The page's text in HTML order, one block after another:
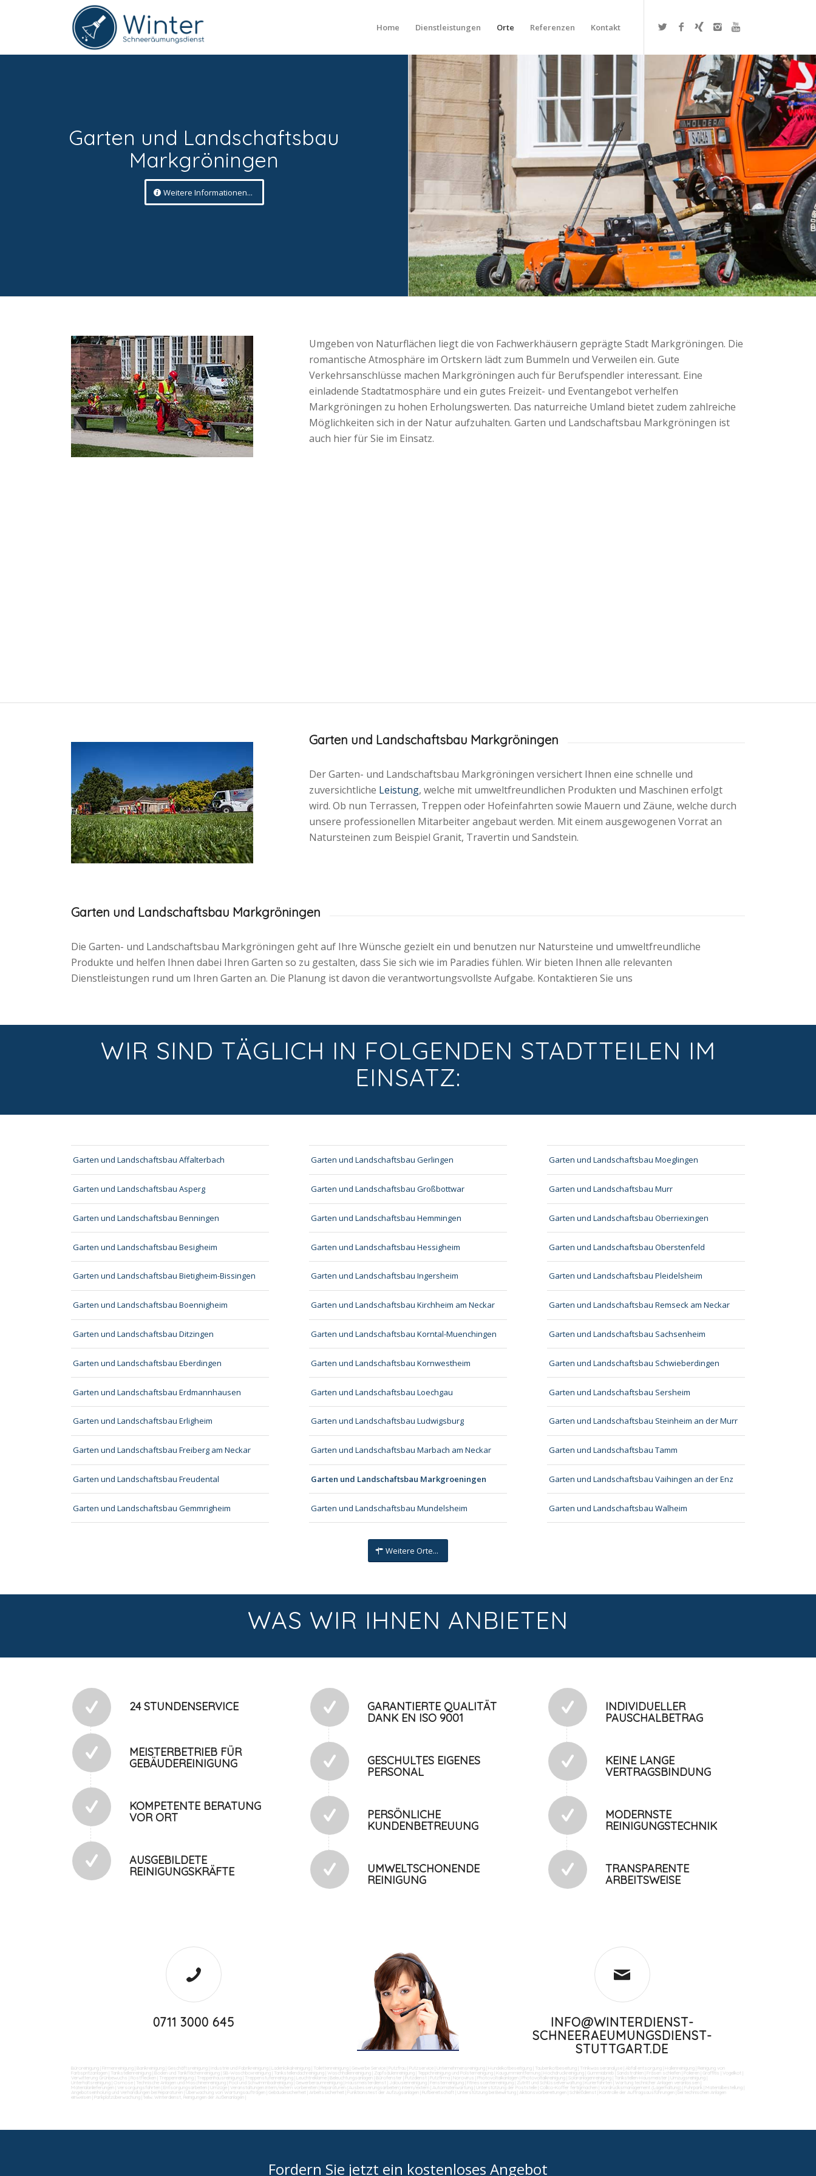
Home Dienstleistungen Orte Referenzen Kontakt
Garten und Landschaftsbau
Markgröningen
Weitere Informationen...
Umgeben von Naturflächen liegt die von Fachwerkhäusern geprägte Stadt Markgröningen. Die
romantische Atmosphäre im Ortskern lädt zum Bummeln und Verweilen ein. Gute
Verkehrsanschlüsse machen Markgröningen auch für Berufspendler interessant. Eine
einladende Stadtatmosphäre und ein gutes Freizeit- und Eventangebot verhelfen
Markgröningen zu hohen Erholungswerten. Das naturreiche Umland bietet zudem zahlreiche
Möglichkeiten sich in der Natur aufzuhalten. Garten und Landschaftsbau Markgröningen ist
auch hier für Sie im Einsatz.
Garten und Landschaftsbau Markgröningen
Der Garten- und Landschaftsbau Markgröningen versichert Ihnen eine schnelle und
zuversichtliche Leistung, welche mit umweltfreundlichen Produkten und Maschinen erfolgt
wird. Ob nun Terrassen, Treppen oder Hofeinfahrten sowie Mauern und Zäune, welche durch
unsere professionellen Mitarbeiter angebaut werden. Mit einem ausgewogenen Vorrat an
Natursteinen zum Beispiel Granit, Travertin und Sandstein.
Garten und Landschaftsbau Markgröningen
Die Garten- und Landschaftsbau Markgröningen geht auf Ihre Wünsche gezielt ein und benutzen nur Natursteine und umweltfreundliche
Produkte und helfen Ihnen dabei Ihren Garten so zu gestalten, dass Sie sich wie im Paradies fühlen. Wir bieten Ihnen alle relevanten
Dienstleistungen rund um Ihren Garten an. Die Planung ist davon die verantwortungsvollste Aufgabe. Kontaktieren Sie uns
WIR SIND TÄGLICH IN FOLGENDEN STADTTEILEN IM
EINSATZ:
Garten und Landschaftsbau Affalterbach
Garten und Landschaftsbau Asperg
Garten und Landschaftsbau Benningen
Garten und Landschaftsbau Besigheim
Garten und Landschaftsbau Bietigheim-Bissingen
Garten und Landschaftsbau Boennigheim
Garten und Landschaftsbau Ditzingen
Garten und Landschaftsbau Eberdingen
Garten und Landschaftsbau Erdmannhausen
Garten und Landschaftsbau Erligheim
Garten und Landschaftsbau Freiberg am Neckar
Garten und Landschaftsbau Freudental
Garten und Landschaftsbau Gemmrigheim
Garten und Landschaftsbau Gerlingen
Garten und Landschaftsbau Großbottwar
Garten und Landschaftsbau Hemmingen
Garten und Landschaftsbau Hessigheim
Garten und Landschaftsbau Ingersheim
Garten und Landschaftsbau Kirchheim am Neckar
Garten und Landschaftsbau Korntal-Muenchingen
Garten und Landschaftsbau Kornwestheim
Garten und Landschaftsbau Loechgau
Garten und Landschaftsbau Ludwigsburg
Garten und Landschaftsbau Marbach am Neckar
Garten und Landschaftsbau Markgroeningen
Garten und Landschaftsbau Mundelsheim
Garten und Landschaftsbau Moeglingen
Garten und Landschaftsbau Murr
Garten und Landschaftsbau Oberriexingen
Garten und Landschaftsbau Oberstenfeld
Garten und Landschaftsbau Pleidelsheim
Garten und Landschaftsbau Remseck am Neckar
Garten und Landschaftsbau Sachsenheim
Garten und Landschaftsbau Schwieberdingen
Garten und Landschaftsbau Sersheim
Garten und Landschaftsbau Steinheim an der Murr
Garten und Landschaftsbau Tamm
Garten und Landschaftsbau Vaihingen an der Enz
Garten und Landschaftsbau Walheim
Weitere Orte...
WAS WIR IHNEN ANBIETEN
24 STUNDENSERVICE
MEISTERBETRIEB FÜR
GEBÄUDEREINIGUNG
KOMPETENTE BERATUNG
VOR ORT
AUSGEBILDETE
REINIGUNGSKRÄFTE
GARANTIERTE QUALITÄT
DANK EN ISO 9001
GESCHULTES EIGENES
PERSONAL
PERSÖNLICHE
KUNDENBETREUUNG
UMWELTSCHONENDE
REINIGUNG
INDIVIDUELLER
PAUSCHALBETRAG
KEINE LANGE
VERTRAGSBINDUNG
MODERNSTE
REINIGUNGSTECHNIK
TRANSPARENTE
ARBEITSWEISE
0711 3000 645
INFO@WINTERDIENST-
SCHNEERAEUMUNGSDIENST-
STUTTGART.DE
Büroreinigung |Firmenreinigung |Bankreinigung Geschäftsreinigung |Industrie und Fabrikreinigung |Ladenlokalreinigung Toilettenreinigung Gewerbe Service |Putzfrau |Putzservice |Unternehmensreinigung |Hundekotbeseitigung Taubenkotbeseitung Trinkwasseranalyse Abfall entsorgung |Hallenreinigung |Reinigung von
Farbspritzanlagen
Tankstellenreinigung |Boden und Tankflächenreinigung SB-Waschboxreinigung Tankstellendachreinigung Waschhallenreinigung Zapfsäulenreinigung Teppichreinigung und Polsterreinigung |Kaugummientfernung |Hochdruckreinigung Gummiabrieb | Sandstrahlen |Fräsen schleifen |Polieren Graffitis Vogelkot
Verwitterung Grünbewuchs
|Rostflecken Treppenreinigung Treppenhausreinigung Treppenstufenreinigung |Leuchtreklame |Beleuchtungsanlagen |Bürofenster |Putzdienst |Putzfirma |Norovirus |Photovoltaikanlagen |Photovoltaikreinigung Solaranlagenreinigung Tankstellen-Hausmeister |Umzugsreinigung
Unterhaltsreinigung Osmose Technische Anlagen und Maschinenreinigung |Pool und Schwimmbadreinigung Gewerberaumreinigung |Hausmeisterdienst Jalousienreinigung |Fensterreinigung |Fitnesscenterreinigung Zutritt und Schlüsselverwaltung |Kurierfahrten Wartung technicher Anlagen veranlassen
Materialanlieferungen
Versorgungsfahrten |Entsorgungsarbeiten |Umzüge Veranstaltungen intern/extern vorbereiten Reparaturen (Ausbesserungsarbeiten) intern/extern Automatenwartung |Unterstützung der Poststelle Collico-Koffer fertigmachen Vordrucksmanagement (Lagerhaltung) |Fuhrpark |Materialbestellung
Angebotseinholung und Verhandlungen bei Reparaturen
Überwachung von Wartungsaufträgen Gebäudesicherheit Arbeitssicherheit |Funktionstest der Aufzugsanlagen |Rufbereitschaft |Unterstützung bei Bewirtung Aktionsvorbereitungen Schließdienst |Kontrolle der Auftragsausführungen
bei technischen Anlagen
einweisen
|Parkplatzüberwachung |teilw. Winterdienst, Reinigungen der Außenanlagen
Fordern Sie jetzt ein kostenloses Angebot